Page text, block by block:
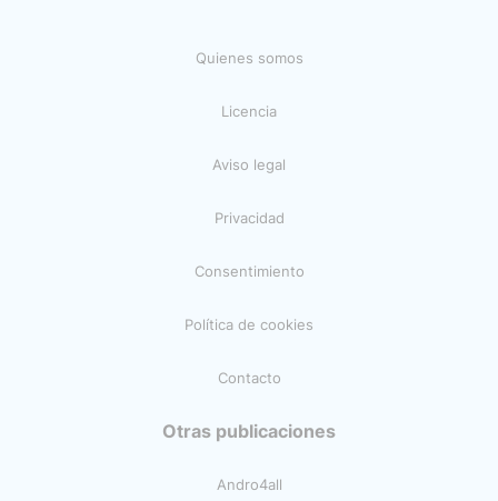
Quienes somos
Licencia
Aviso legal
Privacidad
Consentimiento
Política de cookies
Contacto
Otras publicaciones
Andro4all